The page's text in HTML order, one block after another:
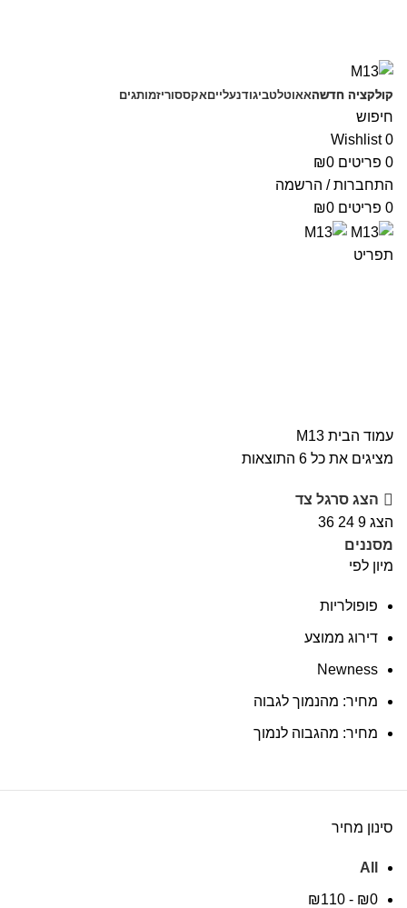
קולקציה חדשהאאוטלטביגודנעלייםאקססוריזמותגים
חיפוש
0
Wishlist
0 פריטים ₪0
התחברות / הרשמה
0 פריטים ₪0
תפריט
עמוד הבית M13
מציגים את כל ⁦6⁩ התוצאות
הצג סרגל צד
הצג 9
24
36
מסננים
מיון לפי
פופולריות
דירוג ממוצע
Newness
מחיר: מהנמוך לגבוה
מחיר: מהגבוה לנמוך
סינון מחיר
All
₪0
-
₪110